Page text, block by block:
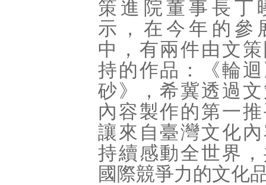
策進院董事長丁
示，在今年的參
中，有兩件由文
持的作品：《輪
砂》，希冀透過
內容製作的第一
讓來自臺灣文化
持續感動全世界
國際競爭力的文化